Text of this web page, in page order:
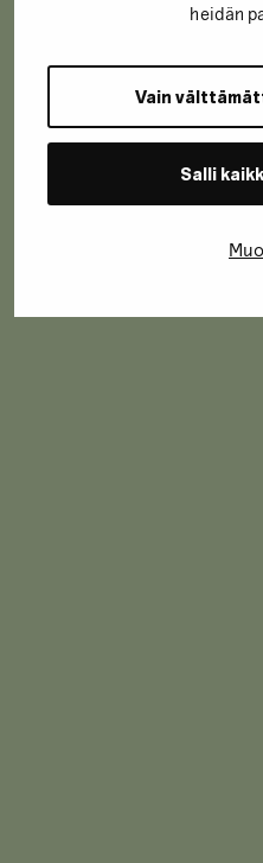
heidän
Vain
Salli